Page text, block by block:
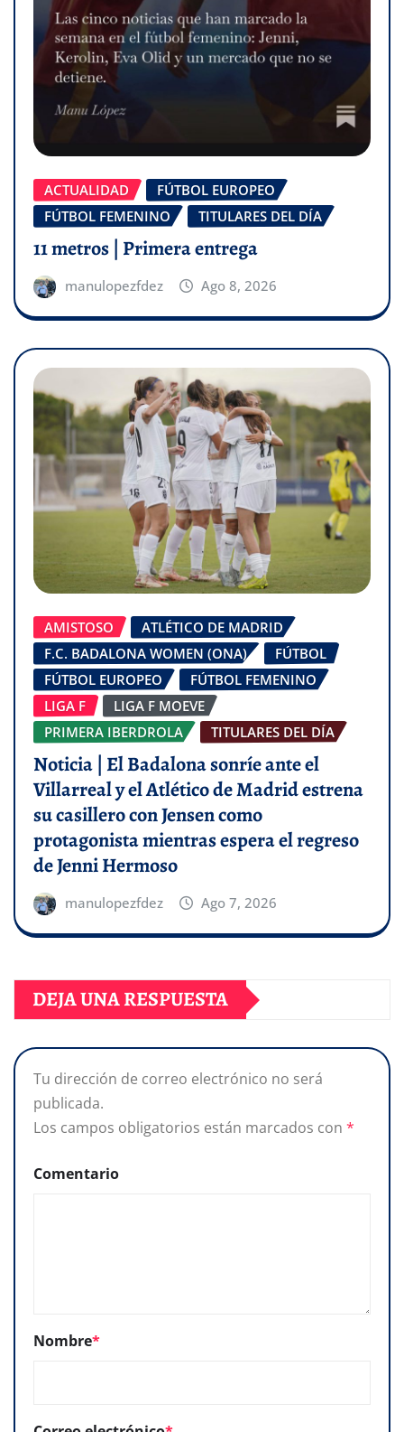
ACTUALIDAD
FÚTBOL EUROPEO
FÚTBOL FEMENINO
TITULARES DEL DÍA
11 metros | Primera entrega
manulopezfdez Ago 8, 2026
AMISTOSO
ATLÉTICO DE MADRID
F.C. BADALONA WOMEN (ONA)
FÚTBOL
FÚTBOL EUROPEO
FÚTBOL FEMENINO
LIGA F
LIGA F MOEVE
PRIMERA IBERDROLA
TITULARES DEL DÍA
Noticia | El Badalona sonríe ante el
Villarreal y el Atlético de Madrid estrena
su casillero con Jensen como
protagonista mientras espera el regreso
de Jenni Hermoso
manulopezfdez Ago 7, 2026
DEJA UNA RESPUESTA
Tu dirección de correo electrónico no será
publicada.
Los campos obligatorios están marcados con *
Comentario
Nombre*